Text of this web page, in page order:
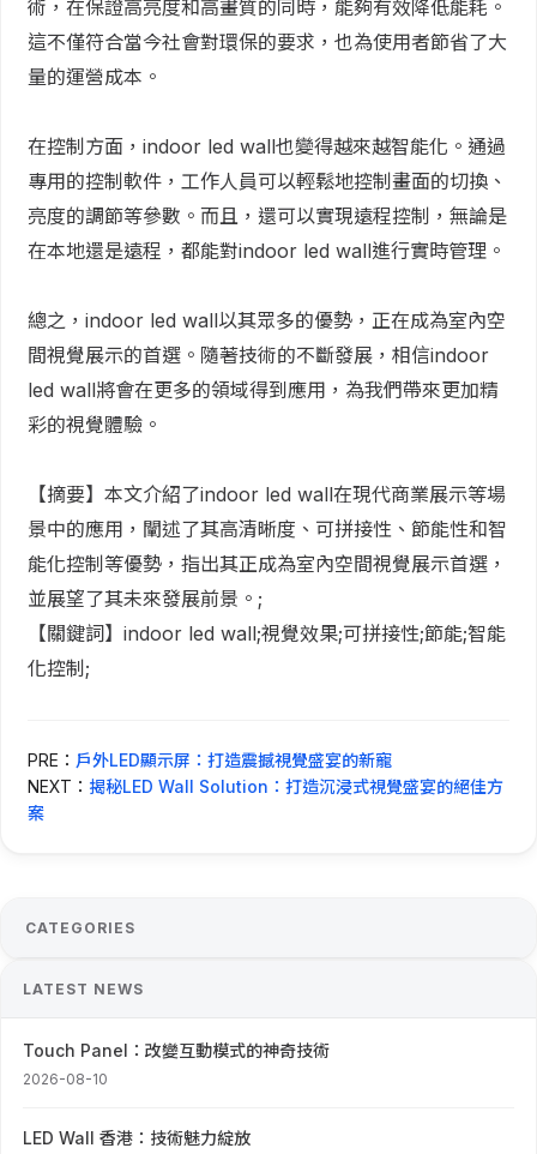
術，在保證高亮度和高畫質的同時，能夠有效降低能耗。
這不僅符合當今社會對環保的要求，也為使用者節省了大
量的運營成本。
在控制方面，indoor led wall也變得越來越智能化。通過
專用的控制軟件，工作人員可以輕鬆地控制畫面的切換、
亮度的調節等參數。而且，還可以實現遠程控制，無論是
在本地還是遠程，都能對indoor led wall進行實時管理。
總之，indoor led wall以其眾多的優勢，正在成為室內空
間視覺展示的首選。隨著技術的不斷發展，相信indoor
led wall將會在更多的領域得到應用，為我們帶來更加精
彩的視覺體驗。
【摘要】本文介紹了indoor led wall在現代商業展示等場
景中的應用，闡述了其高清晰度、可拼接性、節能性和智
能化控制等優勢，指出其正成為室內空間視覺展示首選，
並展望了其未來發展前景。;
【關鍵詞】indoor led wall;視覺效果;可拼接性;節能;智能
化控制;
PRE： 戶外LED顯示屏：打造震撼視覺盛宴的新寵
NEXT： 揭秘LED Wall Solution：打造沉浸式視覺盛宴的絕佳方
案
CATEGORIES
LATEST NEWS
Touch Panel：改變互動模式的神奇技術
2026-08-10
LED Wall 香港：技術魅力綻放